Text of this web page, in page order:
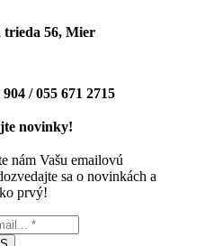
trieda 56, Mier
/ 055 671 2715
novinky!
nám Vašu emailovú
sa o novinkách a
prvý!